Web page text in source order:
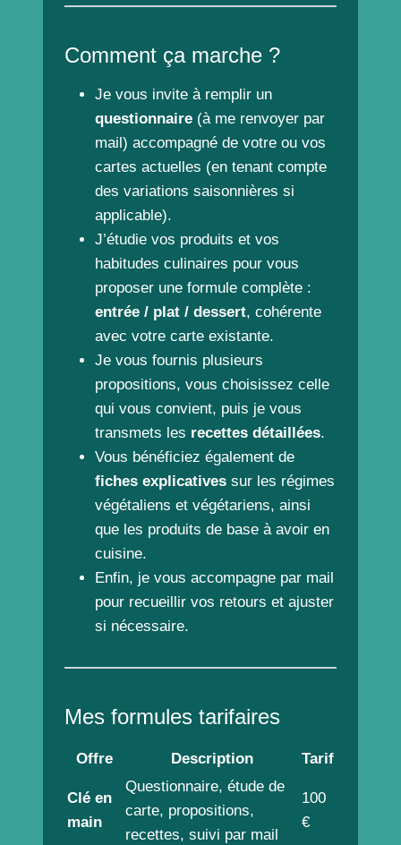
Comment ça marche ?
Je vous invite à remplir un
questionnaire (à me renvoyer par
mail) accompagné de votre ou vos
cartes actuelles (en tenant compte
des variations saisonnières si
applicable).
J’étudie vos produits et vos
habitudes culinaires pour vous
proposer une formule complète :
entrée / plat / dessert, cohérente
avec votre carte existante.
Je vous fournis plusieurs
propositions, vous choisissez celle
qui vous convient, puis je vous
transmets les recettes détaillées.
Vous bénéficiez également de
fiches explicatives sur les régimes
végétaliens et végétariens, ainsi
que les produits de base à avoir en
cuisine.
Enfin, je vous accompagne par mail
pour recueillir vos retours et ajuster
si nécessaire.
Mes formules tarifaires
Offre Description Tarif
Clé en
main
Questionnaire, étude de
carte, propositions,
recettes, suivi par mail
100
€